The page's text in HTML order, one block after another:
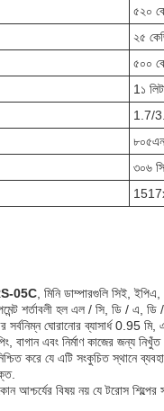
৫২০
২৫
৫০০
1১
1.7/
৩০৬
05C , মিনি ডাম্পারগুলি সিই,
শর্তাবলী হল এল / সি, ডি /
ঘোরানোর ব্যাসার্ধ 0.95
এবং নির্মাণ কাজের জন্য
করে যে এটি সংকুচিত স্থানে
আশ্চর্যের বিষয় নয় যে টরোস